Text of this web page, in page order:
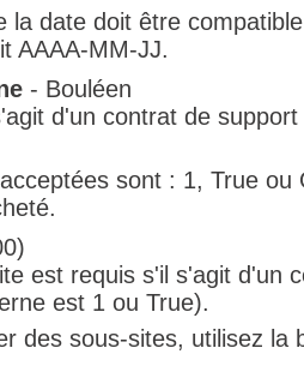
la date doit être
AAAA-MM-JJ.
- Bouléen
d'un contrat de
sont : 1, True
est requis s'il s'agit d'un
est 1 ou True).
des sous-sites, utilisez la